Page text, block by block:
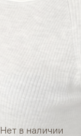
Нет в наличии